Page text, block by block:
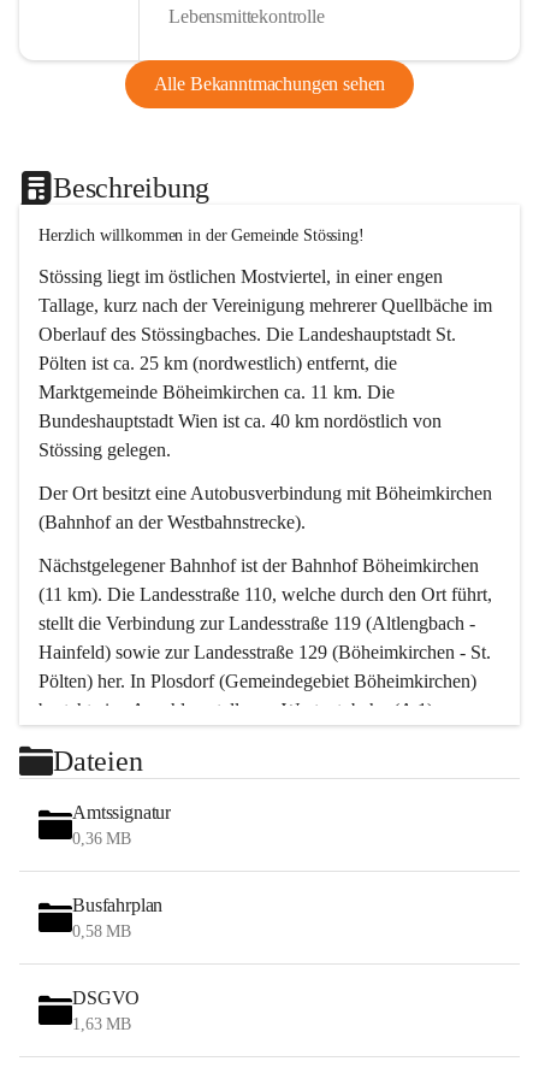
Lebensmittekontrolle
Alle Bekanntmachungen sehen
Beschreibung
Herzlich willkommen in der Gemeinde Stössing!
Stössing liegt im östlichen Mostviertel, in einer engen
Tallage, kurz nach der Vereinigung mehrerer Quellbäche im
Oberlauf des Stössingbaches. Die Landeshauptstadt St.
Pölten ist ca. 25 km (nordwestlich) entfernt, die
Marktgemeinde Böheimkirchen ca. 11 km. Die
Bundeshauptstadt Wien ist ca. 40 km nordöstlich von
Stössing gelegen.
Der Ort besitzt eine Autobusverbindung mit Böheimkirchen
(Bahnhof an der Westbahnstrecke).
Nächstgelegener Bahnhof ist der Bahnhof Böheimkirchen
(11 km). Die Landesstraße 110, welche durch den Ort führt,
stellt die Verbindung zur Landesstraße 119 (Altlengbach -
Hainfeld) sowie zur Landesstraße 129 (Böheimkirchen - St.
Pölten) her. In Plosdorf (Gemeindegebiet Böheimkirchen)
besteht eine Anschlussstelle zur Westautobahn (A 1).
Wien erreicht man in ca. 45 Minuten.
Stössing zählt noch zum Naherholungsraum Wien sowie
zum Naherholungsraum St. Pölten. Viele Bauernhöfe hatten
„ihre Wiener“. Seit 1960 bauten viele Wiener
Wochenendhäuser im Gemeindegebiet. Wegen des
waldreichen Jagdgebietes haben viele Jagdpächter ihre
Das Wandern ist aus touristischer Sicht die bedeutendste
Tätigkeit. Das hügelige Gebiet mit Wanderwegen durch
Wiesen, Wälder und Obstkulturen lädt dazu ein. Gefördert
Dateien
Amtssignatur
0,36 MB
Busfahrplan
0,58 MB
DSGVO
1,63 MB